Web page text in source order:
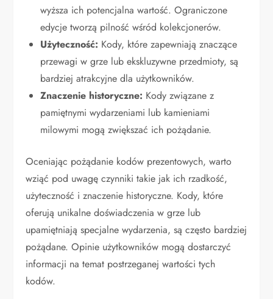
wyższa ich potencjalna wartość. Ograniczone
edycje tworzą pilność wśród kolekcjonerów.
Użyteczność: Kody, które zapewniają znaczące
przewagi w grze lub ekskluzywne przedmioty, są
bardziej atrakcyjne dla użytkowników.
Znaczenie historyczne: Kody związane z
pamiętnymi wydarzeniami lub kamieniami
milowymi mogą zwiększać ich pożądanie.
Oceniając pożądanie kodów prezentowych, warto
wziąć pod uwagę czynniki takie jak ich rzadkość,
użyteczność i znaczenie historyczne. Kody, które
oferują unikalne doświadczenia w grze lub
upamiętniają specjalne wydarzenia, są często bardziej
pożądane. Opinie użytkowników mogą dostarczyć
informacji na temat postrzeganej wartości tych
kodów.